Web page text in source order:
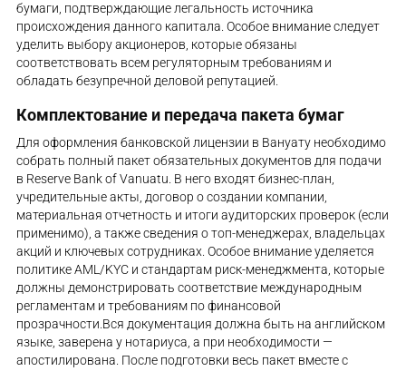
бумаги, подтверждающие легальность источника
происхождения данного капитала. Особое внимание следует
уделить выбору акционеров, которые обязаны
соответствовать всем регуляторным требованиям и
обладать безупречной деловой репутацией.
Комплектование и передача пакета бумаг
Для оформления банковской лицензии в Вануату необходимо
собрать полный пакет обязательных документов для подачи
в Reserve Bank of Vanuatu. В него входят бизнес-план,
учредительные акты, договор о создании компании,
материальная отчетность и итоги аудиторских проверок (если
применимо), а также сведения о топ-менеджерах, владельцах
акций и ключевых сотрудниках. Особое внимание уделяется
политике AML/KYC и стандартам риск-менеджмента, которые
должны демонстрировать соответствие международным
регламентам и требованиям по финансовой
прозрачности.Вся документация должна быть на английском
языке, заверена у нотариуса, а при необходимости —
апостилирована. После подготовки весь пакет вместе с